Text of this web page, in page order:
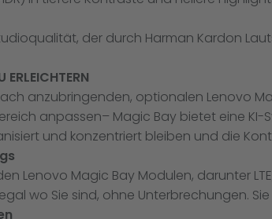
der durch Harman Kardon
ERLEICHTERN
anzubringenden, optionalen Lenovo
anpassen– Magic Bay bietet eine
und konzentriert bleiben und die
Lenovo Magic Bay Modulen, darunter
wo Sie sind, ohne Unterbrechungen.